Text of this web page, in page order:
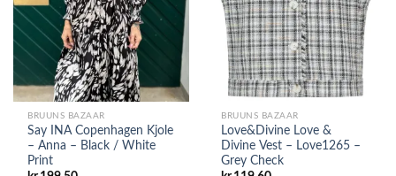
BRUUNS BAZAAR
Say INA Copenhagen Kjole
– Anna – Black / White
Print
BRUUNS BAZAAR
Love&Divine Love &
Divine Vest – Love1265 –
Grey Check